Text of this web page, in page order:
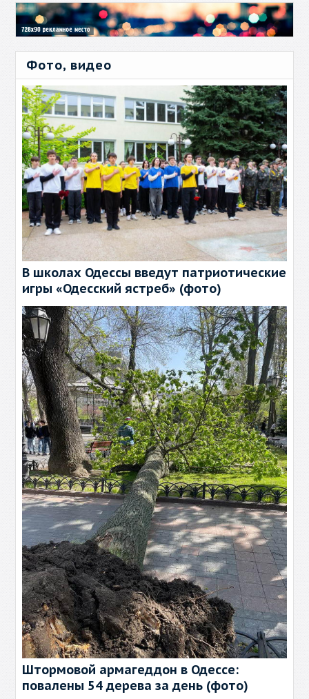
Фото, видео
В школах Одессы введут патриотические
игры «Одесский ястреб» (фото)
Штормовой армагеддон в Одессе:
повалены 54 дерева за день (фото)